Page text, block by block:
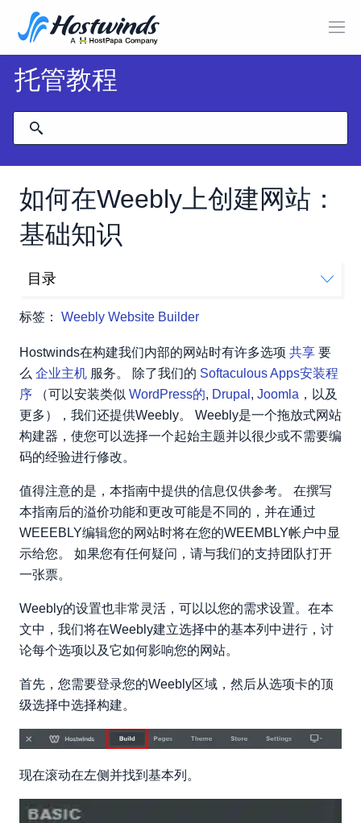
托管教程
如何在Weebly上创建网站：
基础知识
标签： Weebly Website Builder
目录
创建文字
创建图像
创建画廊
创建幻灯片
创建地图
创建联系表
创建新闻稿表单
创建一个按钮
添加嵌入代码（HTML）
相关资源：
Hostwinds在构建我们内部的网站时有许多选项 共享 要
么 企业主机 服务。 除了我们的 Softaculous Apps安装程
序 （可以安装类似 WordPress的, Drupal , Joomla ，以及
更多），我们还提供Weebly。 Weebly是一个拖放式网站
构建器，使您可以选择一个起始主题并以很少或不需要编
码的经验进行修改。
值得注意的是，本指南中提供的信息仅供参考。 在撰写
本指南后的溢价功能和更改可能是不同的，并在通过
WEEEBLY编辑您的网站时将在您的WEEMBLY帐户中显
示给您。 如果您有任何疑问，请与我们的支持团队打开
一张票。
Weebly的设置也非常灵活，可以以您的需求设置。在本
文中，我们将在Weebly建立选择中的基本列中进行，讨
论每个选项以及它如何影响您的网站。
首先，您需要登录您的Weebly区域，然后从选项卡的顶
级选择中选择构建。
现在滚动在左侧并找到基本列。